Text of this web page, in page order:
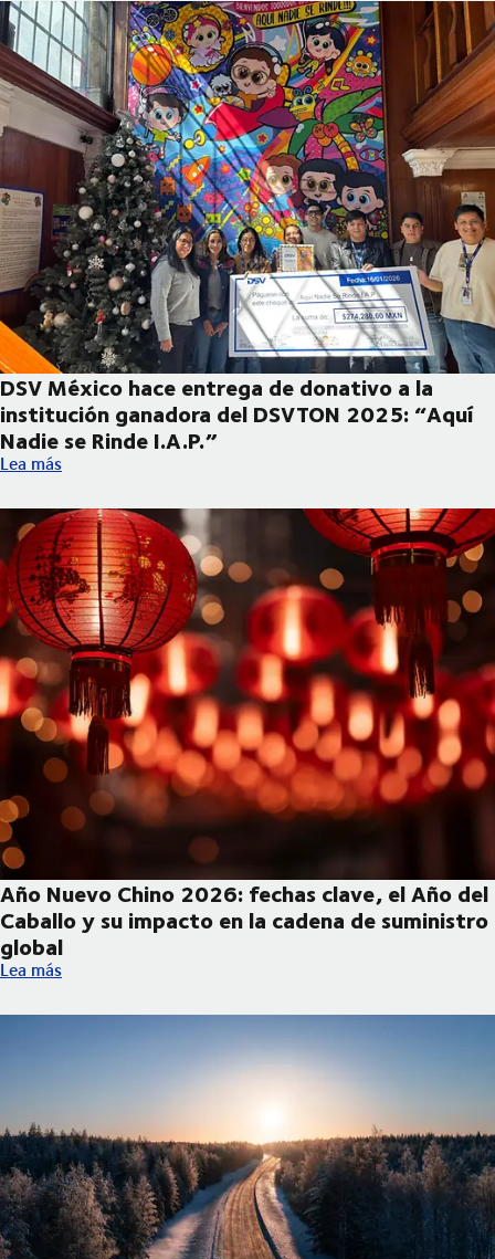
DSV México hace entrega de donativo a la
institución ganadora del DSVTON 2025: “Aquí
Nadie se Rinde I.A.P.”
DSV México hace entrega de donativo a la institución
Lea más
Año Nuevo Chino 2026: fechas clave, el Año del
Caballo y su impacto en la cadena de suministro
global
Año Nuevo Chino 2026: fechas clave, el Año del Caballo y su
Lea más